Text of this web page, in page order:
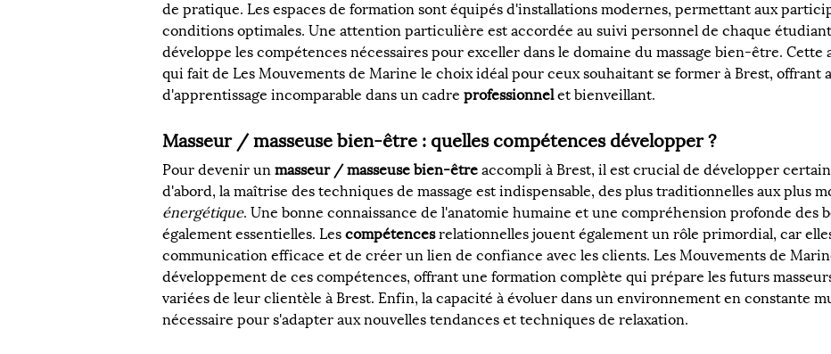
de pratique. Les espaces de formation sont équipés d'installations modernes, permettant aux
conditions optimales. Une attention particulière est accordée au suivi personnel de chaque
développe les compétences nécessaires pour exceller dans le domaine du massage bien-être. Cette
qui fait de Les Mouvements de Marine le choix idéal pour ceux souhaitant se former à Brest, offrant
d'apprentissage incomparable dans un cadre professionnel et bienveillant.
Masseur / masseuse bien-être : quelles compétences développer ?
Pour devenir un masseur / masseuse bien-être accompli à Brest, il est crucial de développer
d'abord, la maîtrise des techniques de massage est indispensable, des plus traditionnelles aux plus
énergétique. Une bonne connaissance de l'anatomie humaine et une compréhension profonde des
également essentielles. Les compétences relationnelles jouent également un rôle primordial, car
communication efficace et de créer un lien de confiance avec les clients. Les Mouvements de
développement de ces compétences, offrant une formation complète qui prépare les futurs
variées de leur clientèle à Brest. Enfin, la capacité à évoluer dans un environnement en constante
nécessaire pour s'adapter aux nouvelles tendances et techniques de relaxation.